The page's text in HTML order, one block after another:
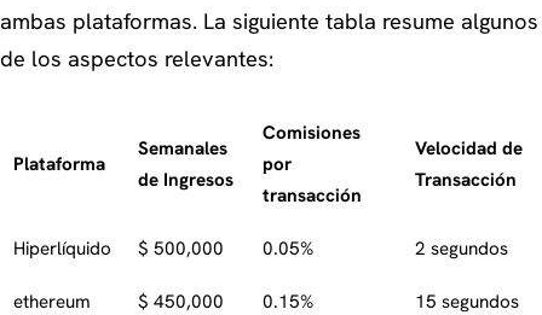
ambas plataformas. La siguiente tabla resume algunos
de los aspectos relevantes:
Plataforma
Semanales
de Ingresos
Comisiones
por
transacción
Velocidad de
Transacción
Hiperlíquido $ 500,000 0.05% 2 segundos
ethereum $ 450,000 0.15% 15 segundos